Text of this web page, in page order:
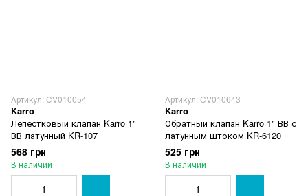
Артикул: CV010054
Karro
Лепестковый клапан Karro 1"
ВВ латунный KR-107
568 грн
В наличии
Артикул: CV010643
Karro
Обратный клапан Karro 1" ВВ с
латунным штоком KR-6120
525 грн
В наличии